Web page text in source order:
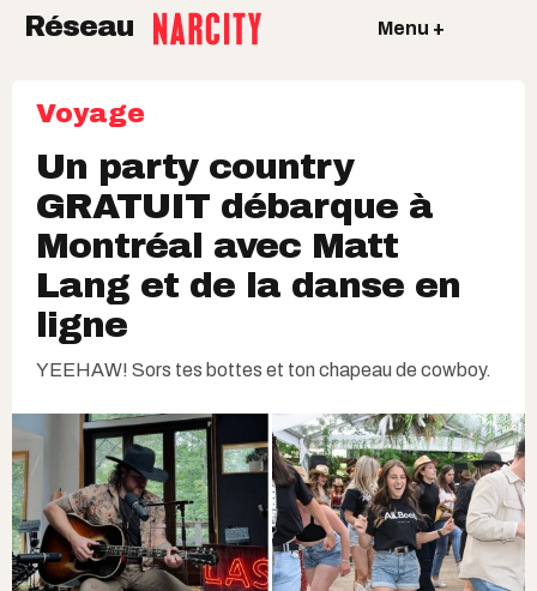
Réseau Menu +
Voyage
Un party country
GRATUIT débarque à
Montréal avec Matt
Lang et de la danse en
ligne
YEEHAW! Sors tes bottes et ton chapeau de cowboy.